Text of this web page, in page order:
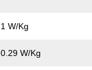
1 W/Kg
0.29 W/Kg